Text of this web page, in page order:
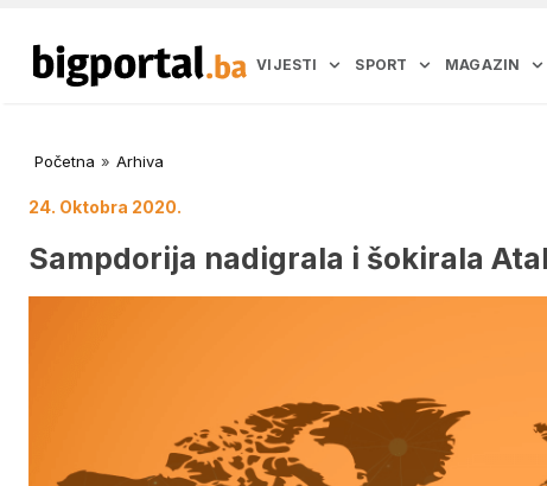
VIJESTI SPORT MAGAZIN
Početna » Arhiva
24. Oktobra 2020.
Sampdorija nadigrala i šokirala